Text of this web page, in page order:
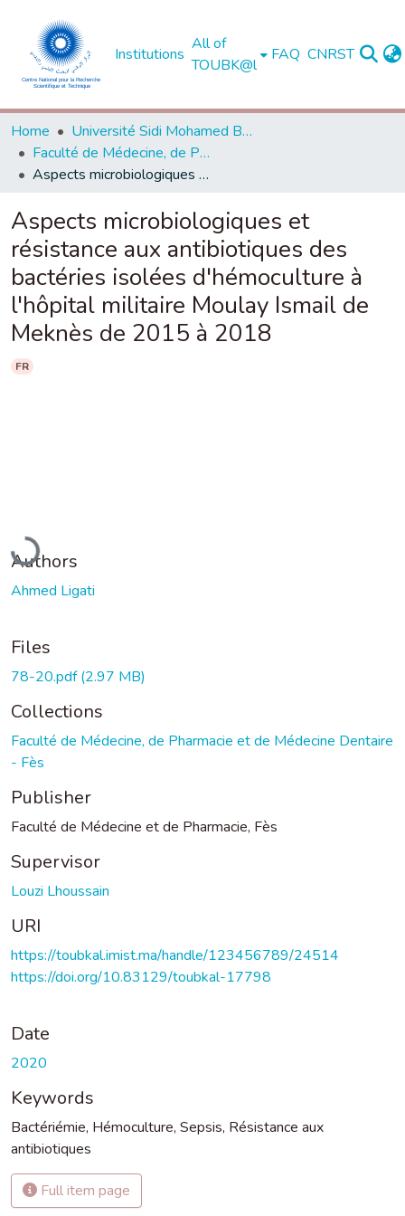
Institutions
All of
TOUBK@l
FAQ CNRST
Home
Université Sidi Mohamed Ben Abdellah de Fès
Faculté de Médecine, de Pharmacie et de Médecine Dentaire - Fès
Aspects microbiologiques et résistance aux antibiotiques des bactéries isolées d'hémoculture à l'hôpital militaire Moulay Ismail de Meknès de 2015 à 2018
Aspects microbiologiques et
résistance aux antibiotiques des
bactéries isolées d'hémoculture à
l'hôpital militaire Moulay Ismail de
Meknès de 2015 à 2018
FR
Loading...
Authors
Ahmed Ligati
Files
78-20.pdf(2.97 MB)
Collections
Faculté de Médecine, de Pharmacie et de Médecine Dentaire
- Fès
Publisher
Faculté de Médecine et de Pharmacie, Fès
Supervisor
Louzi Lhoussain
URI
https://toubkal.imist.ma/handle/123456789/24514
https://doi.org/10.83129/toubkal-17798
Date
2020
Keywords
Bactériémie, Hémoculture, Sepsis, Résistance aux
antibiotiques
Full item page